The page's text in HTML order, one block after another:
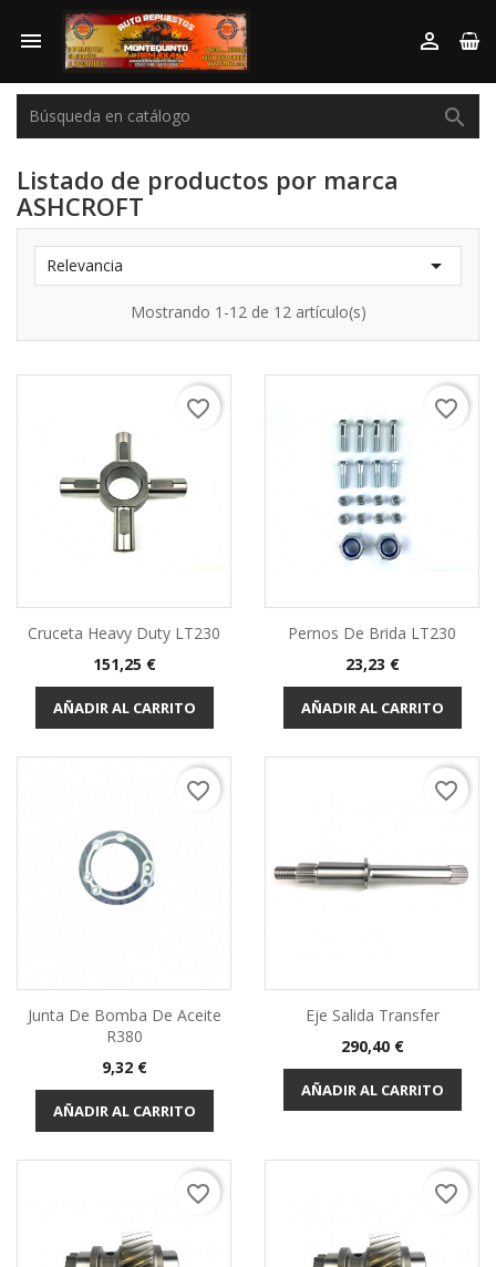
 

Listado de productos por marca
ASHCROFT
Relevancia 
Mostrando 1-12 de 12 artículo(s)
Cruceta Heavy Duty LT230
Precio
151,25 €
AÑADIR AL CARRITO
favorite_border
Pernos De Brida LT230
Precio
23,23 €
AÑADIR AL CARRITO
favorite_border
Junta De Bomba De Aceite
R380
Precio
9,32 €
AÑADIR AL CARRITO
favorite_border
Eje Salida Transfer
Precio
290,40 €
AÑADIR AL CARRITO
favorite_border
favorite_border favorite_border